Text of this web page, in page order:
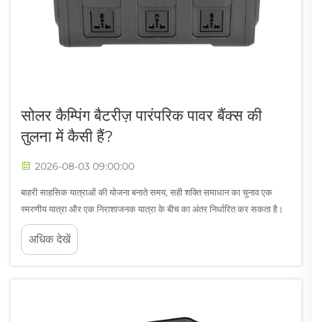
सोलर कैम्पिंग बैटरीज़ पारंपरिक पावर बैंक्स की
तुलना में कैसी हैं?
2026-08-03 09:00:00
बाहरी साहसिक यात्राओं की योजना बनाते समय, सही शक्ति समाधान का चुनाव एक
स्मरणीय यात्रा और एक निराशाजनक यात्रा के बीच का अंतर निर्धारित कर सकता है।
सोलर कैम्पिंग बैटरियाँ और पारंपरिक पावर बैंक दोनों ही पोर्टेबल ऊर्जा प्रदान करते हैं,
लेकिन वे अलग-अलग आवश्यकताओं की पूर्ति करते हैं...
अधिक देखें